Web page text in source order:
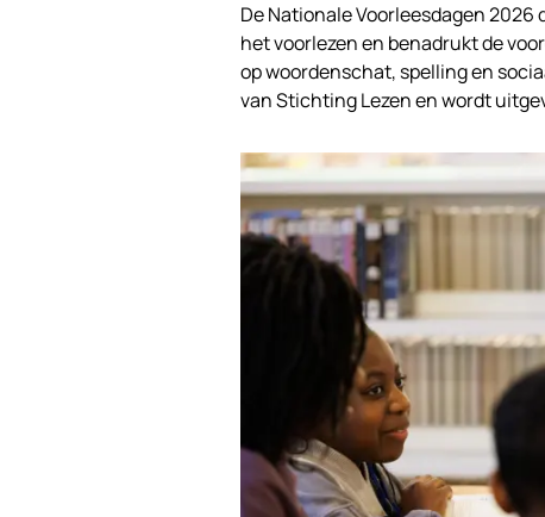
De Nationale Voorleesdagen
het voorlezen en benadrukt de
op woordenschat, spelling en
van Stichting Lezen en wordt